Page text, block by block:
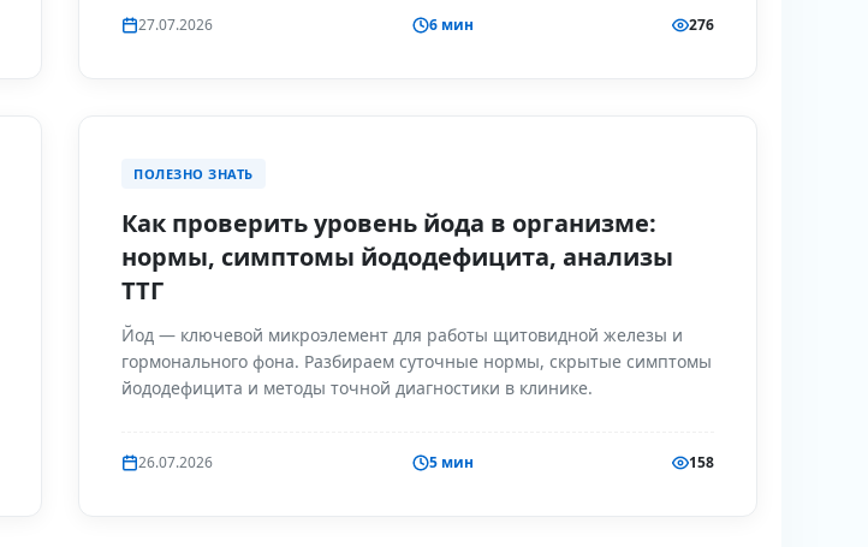
27.07.2026 6 мин 276
ПОЛЕЗНО ЗНАТЬ
Как проверить уровень йода в организме:
нормы, симптомы йододефицита, анализы
ТТГ
Йод — ключевой микроэлемент для работы щитовидной железы и
гормонального фона. Разбираем суточные нормы, скрытые симптомы
йододефицита и методы точной диагностики в клинике.
26.07.2026 5 мин 158